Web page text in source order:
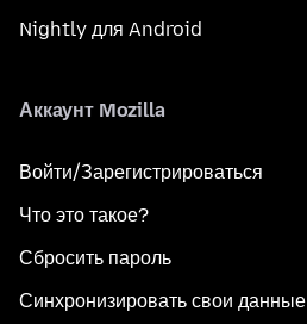
Nightly для Android
Аккаунт Mozilla
Войти/Зарегистрироваться
Что это такое?
Сбросить пароль
Синхронизировать свои данные